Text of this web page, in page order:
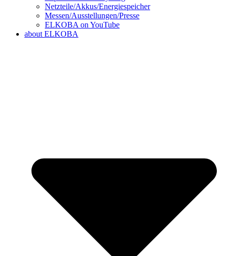
Netzteile/Akkus/Energiespeicher
Messen/Ausstellungen/Presse
ELKOBA on YouTube
about ELKOBA